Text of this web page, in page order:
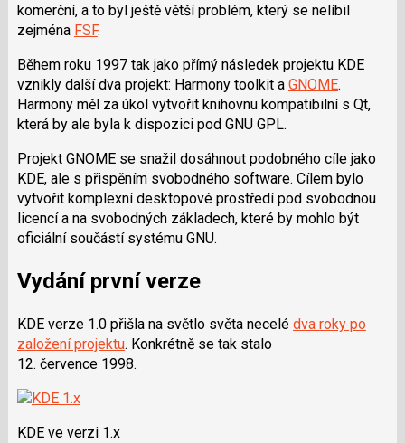
komerční, a to byl ještě větší problém, který se nelíbil
zejména FSF.
Během roku 1997 tak jako přímý následek projektu KDE
vznikly další dva projekt: Harmony toolkit a GNOME.
Harmony měl za úkol vytvořit knihovnu kompatibilní s Qt,
která by ale byla k dispozici pod GNU GPL.
Projekt GNOME se snažil dosáhnout podobného cíle jako
KDE, ale s přispěním svobodného software. Cílem bylo
vytvořit komplexní desktopové prostředí pod svobodnou
licencí a na svobodných základech, které by mohlo být
oficiální součástí systému GNU.
Vydání první verze
KDE verze 1.0 přišla na světlo světa necelé dva roky po
založení projektu. Konkrétně se tak stalo
12. července 1998.
KDE ve verzi 1.x